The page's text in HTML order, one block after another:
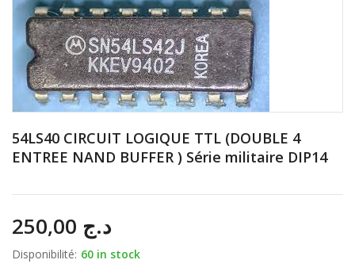
54LS40 CIRCUIT LOGIQUE TTL (DOUBLE 4
ENTREE NAND BUFFER ) Série militaire DIP14
د.ج
Disponibilité: 60 in stock